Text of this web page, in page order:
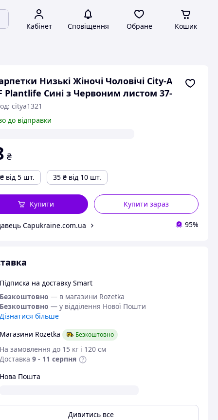
Кабінет Сповіщення Обране Кошик
Низькі Жіночі Чоловічі City-A
Plantlife Сині з Червоним листом 37-
citya1321
до відправки
₴
₴ від 5 шт. 35 ₴ від 10 шт.
Купити зараз
Купити
Capukraine.com.ua 95%
Підписка на доставку Smart
Безкоштовно — в магазини Rozetka
Безкоштовно — у відділення Нової Пошти
Дізнатися більше
Магазини Rozetka
Безкоштовно
На замовлення до 15 кг і 120 см
Доставка 9 - 11 серпня
Нова Пошта
Дивитись все